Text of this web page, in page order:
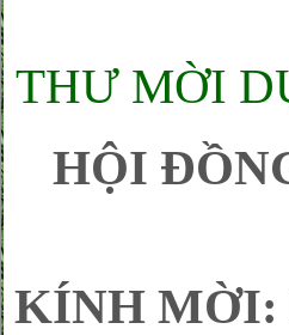
THƯ MỜI
HỘI
KÍNH MỜI: